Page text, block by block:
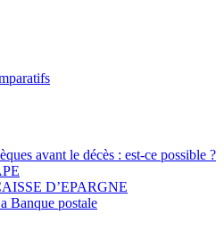
avant le décès : est-ce possible ?
D’EPARGNE
Banque postale